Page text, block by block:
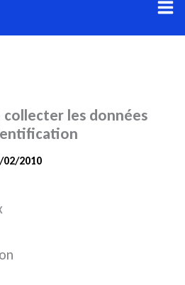
les données
02/2010